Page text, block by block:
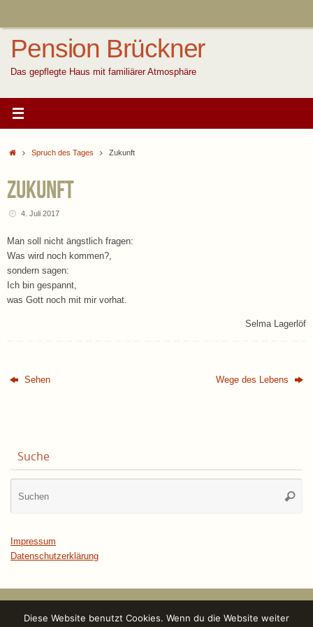
Pension Brückner
Das gepflegte Haus mit familiärer Atmosphäre
StartSpruch des Tages Zukunft
Zukunft
4. Juli 2017
Man soll nicht ängstlich fragen:
Was wird noch kommen?,
sondern sagen:
Ich bin gespannt,
was Gott noch mit mir vorhat.
Selma Lagerlöf
Sehen Wege des Lebens
Suche
Impressum
Datenschutzerklärung
Diese Website benutzt Cookies. Wenn du die Website weiter